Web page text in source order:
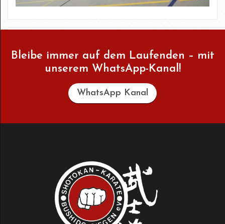
Bleibe immer auf dem Laufenden – mit
unserem WhatsApp-Kanal!
WhatsApp Kanal